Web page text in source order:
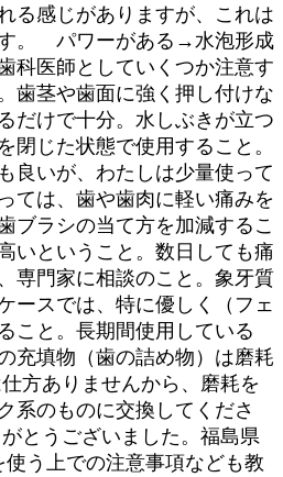
る感じがありますが、これは
。 パワーがある→水泡形成
科医師としていくつか注意す
歯茎や歯面に強く押し付けな
だけで十分。水しぶきが立つ
閉じた状態で使用すること。
良いが、わたしは少量使って
ては、歯や歯肉に軽い痛みを
ブラシの当て方を加減するこ
いということ。数日しても痛
専門家に相談のこと。象牙質
ースでは、特に優しく（フェ
と。長期間使用している
充填物（歯の詰め物）は磨耗
方ありませんから、磨耗を
系のものに交換してくださ
とうございました。福島県
う上での注意事項なども教